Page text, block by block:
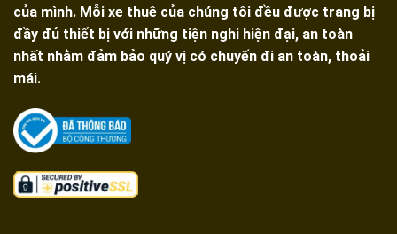
của mình. Mỗi xe thuê của chúng tôi đều được trang bị
đầy đủ thiết bị với những tiện nghi hiện đại, an toàn
nhất nhằm đảm bảo quý vị có chuyến đi an toàn, thoải
mái.